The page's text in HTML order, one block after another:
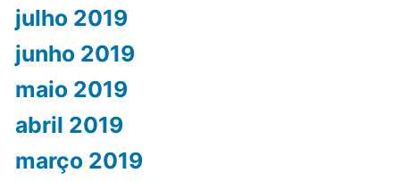
julho 2019
junho 2019
maio 2019
abril 2019
março 2019